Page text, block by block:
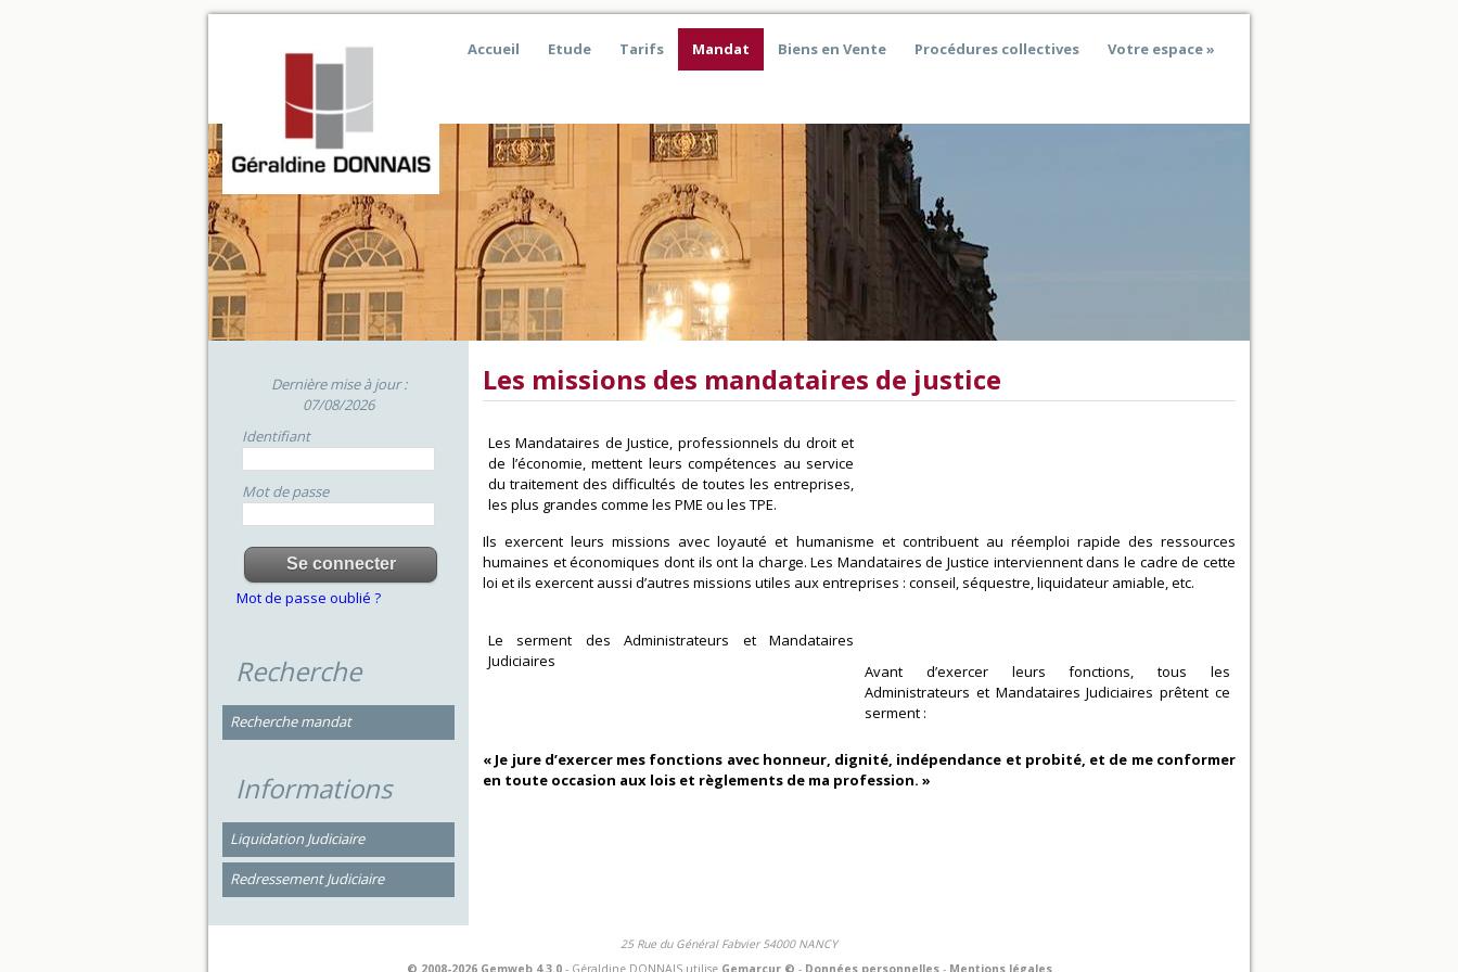
Accueil Etude Tarifs Mandat Biens en Vente Procédures collectives Votre espace
Dernière mise à jour :
07/08/2026
Identifiant
Mot de passe
Mot de passe oublié ?
Recherche
Recherche mandat
Informations
Liquidation Judiciaire
Redressement Judiciaire
Les missions des mandataires de justice
Les Mandataires de Justice, professionnels du droit et
de l’économie, mettent leurs compétences au service
du traitement des difficultés de toutes les entreprises,
les plus grandes comme les PME ou les TPE.
Ils exercent leurs missions avec loyauté et humanisme et contribuent au réemploi rapide des ressources
humaines et économiques dont ils ont la charge. Les Mandataires de Justice interviennent dans le cadre de cette
loi et ils exercent aussi d’autres missions utiles aux entreprises : conseil, séquestre, liquidateur amiable, etc.
Le serment des Administrateurs et Mandataires
Judiciaires
Avant d’exercer leurs fonctions, tous les
Administrateurs et Mandataires Judiciaires prêtent ce
serment :
« Je jure d’exercer mes fonctions avec honneur, dignité, indépendance et probité, et de me conformer
en toute occasion aux lois et règlements de ma profession. »
25 Rue du Général Fabvier 54000 NANCY
© 2008-2026 Gemweb 4.3.0- Géraldine DONNAIS utilise Gemarcur © - Données personnelles- Mentions légales